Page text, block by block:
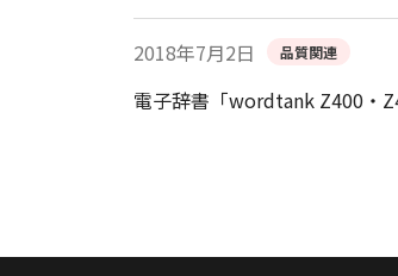
2018年7月2日 品質関連
電子辞書「wordtank Z400・